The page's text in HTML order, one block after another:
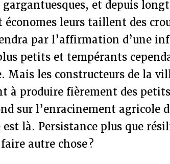
gargantuesques, et depuis
économes leurs taillent des
par l’affirmation d’une
petits et tempérants
Mais les constructeurs de la
à produire fièrement des
sur l’enracinement agricole
est là. Persistance plus que
autre chose ?